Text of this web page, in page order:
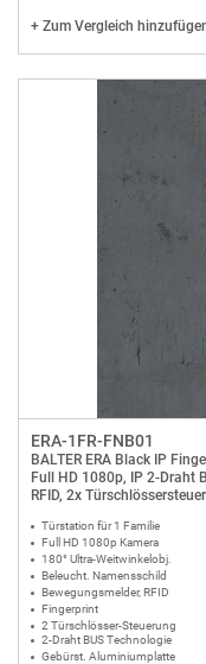
+ Zum Vergleich
ERA-1FR-FNB01
BALTER ERA Black IP
Full HD 1080p, IP 2-Draht
RFID, 2x
Türstation für 1 Familie
Full HD 1080p Kamera
180° Ultra-Weitwinkelobj.
Beleucht. Namensschild
Bewegungsmelder, RFID
Fingerprint
2 Türschlösser-Steuerung
2-Draht BUS Technologie
Gebürst. Aluminiumplatte